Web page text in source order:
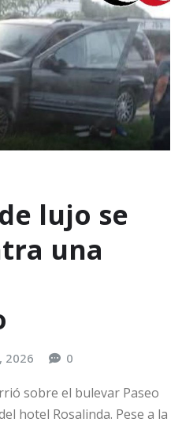
lujo se
una
2026 0
sobre el bulevar Paseo
hotel Rosalinda. Pese a la